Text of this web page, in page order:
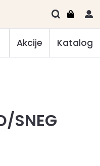
Akcije Katalog
SNEG